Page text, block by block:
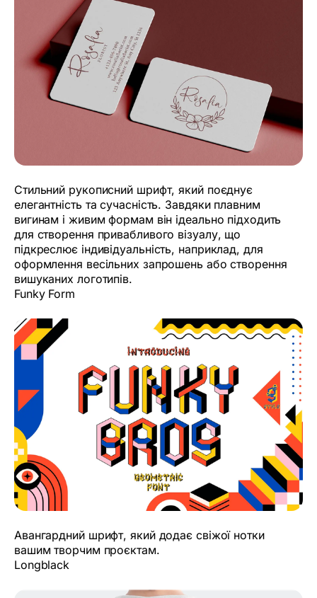
Стильний рукописний шрифт, який поєднує
елегантність та сучасність. Завдяки плавним
вигинам і живим формам він ідеально підходить
для створення привабливого візуалу, що
підкреслює індивідуальність, наприклад, для
оформлення весільних запрошень або створення
вишуканих логотипів.
Funky Form
Авангардний шрифт, який додає свіжої нотки
вашим творчим проєктам.
Longblack